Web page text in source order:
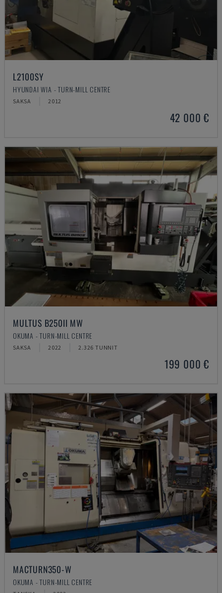
L2100SY
HYUNDAI WIA - TURN-MILL CENTRE
SAKSA 2012
42 000 €
MULTUS B250II MW
OKUMA - TURN-MILL CENTRE
SAKSA 2022 2.326 TUNNIT
199 000 €
MACTURN350-W
OKUMA - TURN-MILL CENTRE